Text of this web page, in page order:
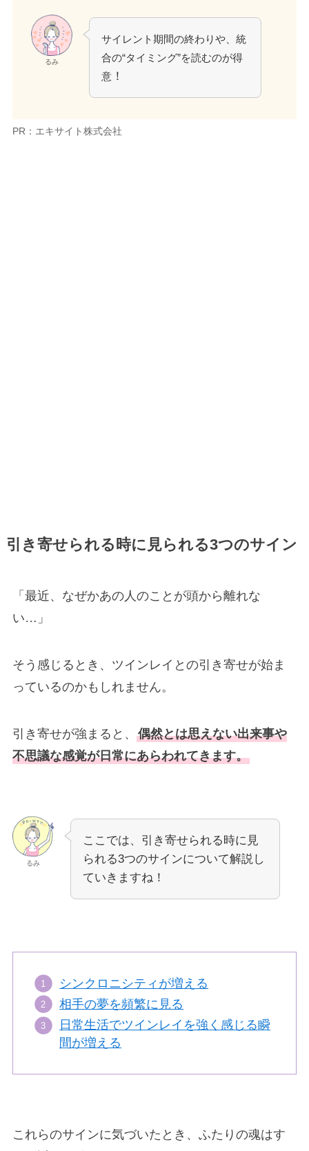
るみ
サイレント期間の終わりや、統
合の“タイミング”を読むのが得
意！
PR：エキサイト株式会社
引き寄せられる時に見られる3つのサイン
「最近、なぜかあの人のことが頭から離れな
い…」
そう感じるとき、ツインレイとの引き寄せが始ま
っているのかもしれません。
引き寄せが強まると、 偶然とは思えない出来事や
不思議な感覚が日常にあらわれてきます。
るみ
ここでは、引き寄せられる時に見
られる3つのサインについて解説し
ていきますね！
シンクロニシティが増える
相手の夢を頻繁に見る
日常生活でツインレイを強く感じる瞬
間が増える
これらのサインに気づいたとき、ふたりの魂はす